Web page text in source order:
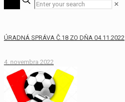
✕
ÚRADNÁ SPRÁVA Č.18 ZO DŇA 04.11.2022
4. novembra 2022